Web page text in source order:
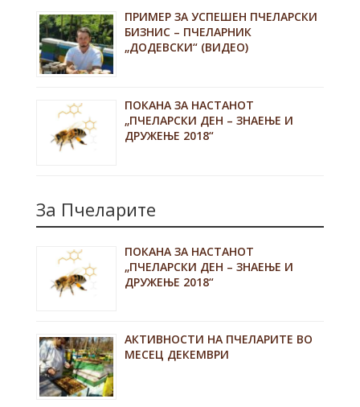
ПРИМЕР ЗА УСПЕШЕН ПЧЕЛАРСКИ
БИЗНИС – ПЧЕЛАРНИК
„ДОДЕВСКИ“ (ВИДЕО)
ПОКАНА ЗА НАСТАНОТ
„ПЧЕЛАРСКИ ДЕН – ЗНАЕЊЕ И
ДРУЖЕЊЕ 2018“
За Пчеларите
ПОКАНА ЗА НАСТАНОТ
„ПЧЕЛАРСКИ ДЕН – ЗНАЕЊЕ И
ДРУЖЕЊЕ 2018“
АКТИВНОСТИ НА ПЧЕЛАРИТЕ ВО
МЕСЕЦ ДЕКЕМВРИ